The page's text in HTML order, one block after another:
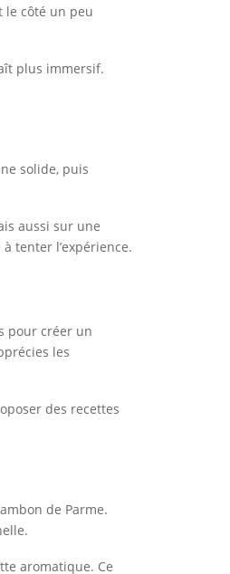
le côté un peu
plus immersif.
solide, puis
aussi sur une
tenter l’expérience.
pour créer un
les
des recettes
de Parme.
aromatique. Ce